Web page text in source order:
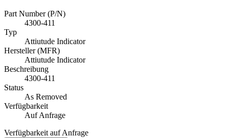
Part Number (P/N)
4300-411
Typ
Attiutude Indicator
Hersteller (MFR)
Attiutude Indicator
Beschreibung
4300-411
Status
As Removed
Verfügbarkeit
Auf Anfrage
Verfügbarkeit auf Anfrage